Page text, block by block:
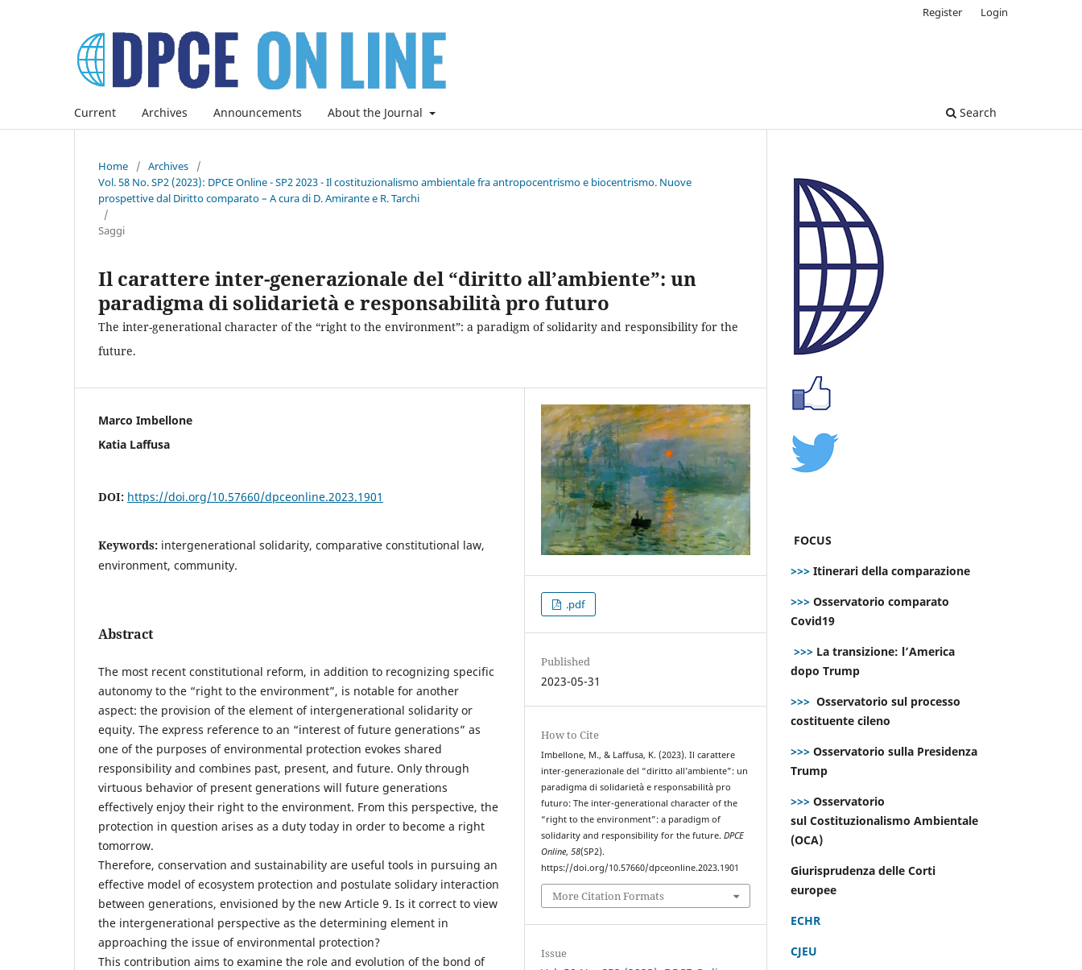
Current Archives Announcements About the Journal Search
Register Login
Home / Archives
/
Vol. 58 No. SP2 (2023): DPCE Online - SP2 2023 - Il costituzionalismo ambientale fra antropocentrismo e biocentrismo. Nuove
prospettive dal Diritto comparato – A cura di D. Amirante e R. Tarchi
/
Saggi
Il carattere inter-generazionale del “diritto all’ambiente”: un
paradigma di solidarietà e responsabilità pro futuro
The inter-generational character of the “right to the environment”: a paradigm of solidarity and responsibility for the
future.
Marco Imbellone
Katia Laffusa
DOI: https://doi.org/10.57660/dpceonline.2023.1901
Keywords: intergenerational solidarity, comparative constitutional law,
environment, community.
Abstract
The most recent constitutional reform, in addition to recognizing specific
autonomy to the “right to the environment”, is notable for another
aspect: the provision of the element of intergenerational solidarity or
equity. The express reference to an “interest of future generations” as
one of the purposes of environmental protection evokes shared
responsibility and combines past, present, and future. Only through
virtuous behavior of present generations will future generations
effectively enjoy their right to the environment. From this perspective, the
protection in question arises as a duty today in order to become a right
tomorrow.
Therefore, conservation and sustainability are useful tools in pursuing an
effective model of ecosystem protection and postulate solidary interaction
between generations, envisioned by the new Article 9. Is it correct to view
the intergenerational perspective as the determining element in
approaching the issue of environmental protection?
This contribution aims to examine the role and evolution of the bond of
.pdf
Published
2023-05-31
How to Cite
Imbellone, M., & Laffusa, K. (2023). Il carattere
inter-generazionale del “diritto all’ambiente”: un
paradigma di solidarietà e responsabilità pro
futuro: The inter-generational character of the
“right to the environment”: a paradigm of
solidarity and responsibility for the future.DPCE
Online,58(SP2).
https://doi.org/10.57660/dpceonline.2023.1901
More Citation Formats
Issue
FOCUS
>>> Itinerari della comparazione
>>> Osservatorio comparato
Covid19
>>> La transizione: l’America
dopo Trump
>>> Osservatorio sul processo
costituente cileno
>>> Osservatorio sulla Presidenza
Trump
>>> Osservatorio
sul Costituzionalismo Ambientale
(OCA)
Giurisprudenza delle Corti
europee
ECHR
CJEU